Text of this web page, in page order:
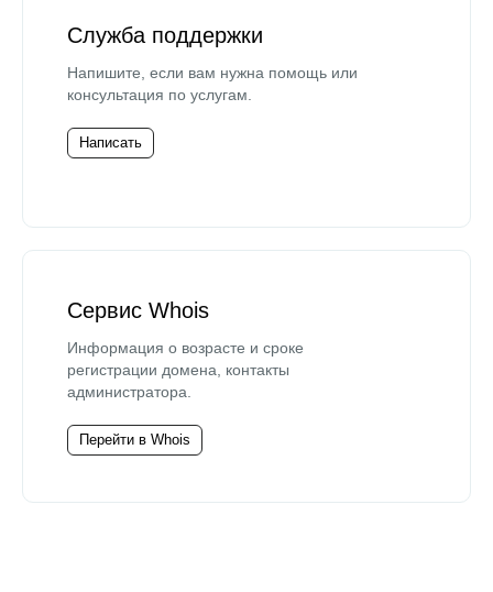
Служба поддержки
Напишите, если вам нужна помощь или
консультация по услугам.
Написать
Сервис Whois
Информация о возрасте и сроке
регистрации домена, контакты
администратора.
Перейти в Whois